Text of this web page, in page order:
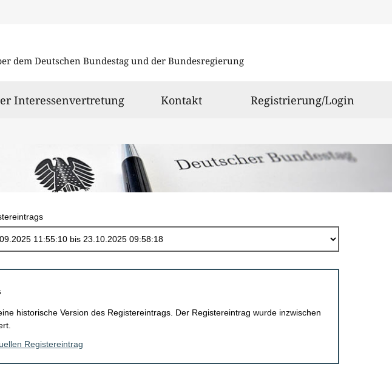
dem Deutschen Bundestag und der Bundesregierung
Interessenvertretung Kontakt Registrierung/Login
historische Version des Registereintrags. Der Registereintrag wurde inzwischen
Registereintrag